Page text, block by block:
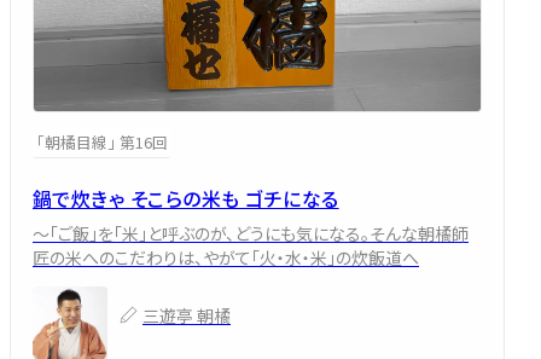
「朝橘目線」 第16回
鍋で炊きゃ そこらの米も ゴチになる
～「ご飯」を「米」と呼ぶのが、どうにも気になる。そんな朝橘師
匠の米へのこだわりは、やがて「火・水・米」の炊飯道へ
三遊亭 朝橘